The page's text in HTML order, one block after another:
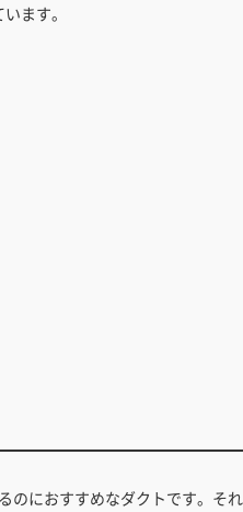
ます。
のにおすすめなダクトです。それ